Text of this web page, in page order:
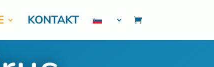
KONTAKT